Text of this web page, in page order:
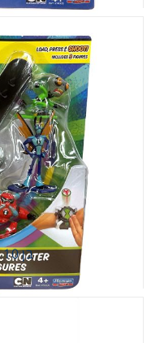
בן 10 שעון יורה דיסקיות